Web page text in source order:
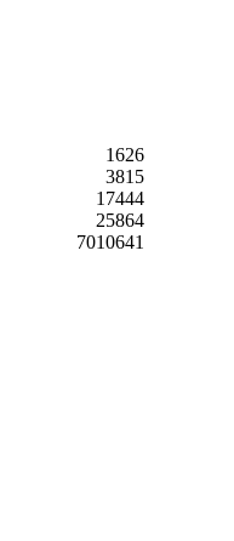
1626
3815
17444
25864
7010641